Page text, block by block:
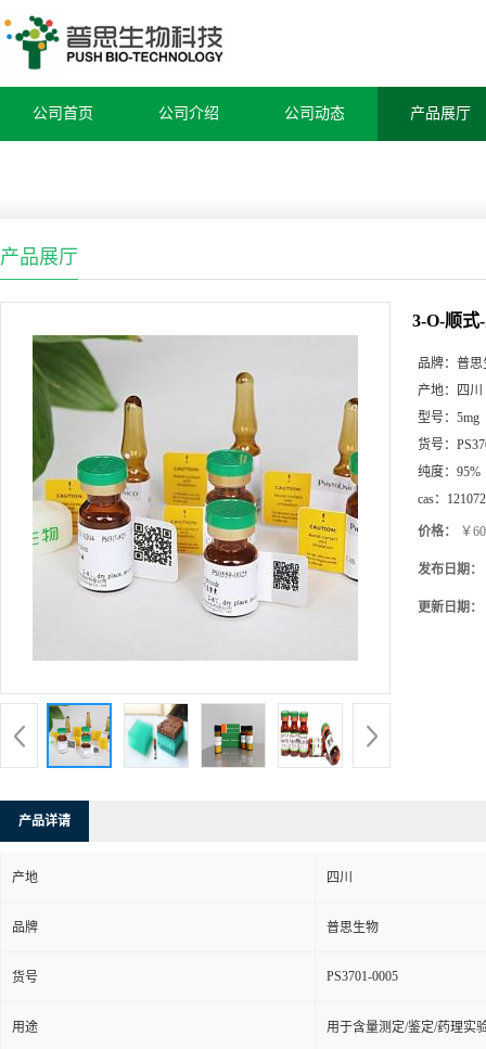
公司首页 公司介绍 公司动态 产品展厅
产品展厅
3-O-顺式
品牌： 普思
产地：
四川
型号： 5mg
货号：
纯度： 95%
cas：
价格： ￥
发布日期：
更新日期：
产品详请
产地 四川
品牌 普思生物
货号 PS3701-0005
用途 用于含量测定/鉴定/药理实